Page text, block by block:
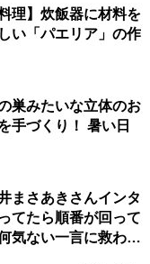
理】炊飯器に材料を
い「パエリア」の作
巣みたいな立体のお
手づくり！ 暑い日
まさあきさんインタ
てたら順番が回って
気ない一言に救われ